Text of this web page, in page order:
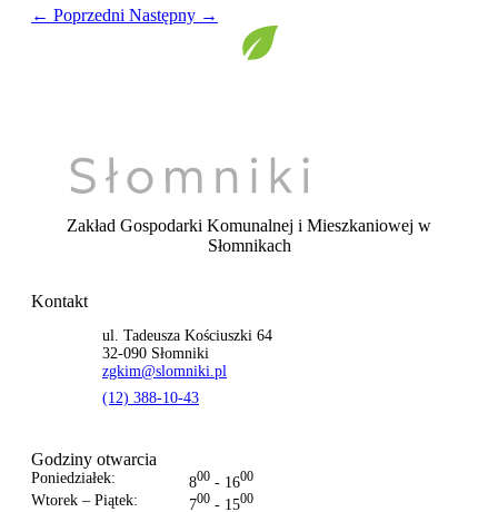
← Poprzedni Następny →
Zakład Gospodarki Komunalnej i Mieszkaniowej w
Słomnikach
Kontakt
ul. Tadeusza Kościuszki 64
32-090 Słomniki
zgkim@slomniki.pl
(12) 388-10-43
Godziny otwarcia
Poniedziałek: 800 - 1600
Wtorek – Piątek: 700 - 1500